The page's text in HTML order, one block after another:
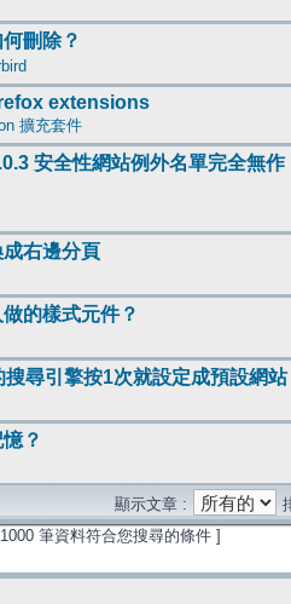
刪除？
extensions
擴充套件
安全性網站例外名單完全無作
右邊分頁
的樣式元件？
搜尋引擎按1次就設定成預設網站
？
顯示文章 :
筆資料符合您搜尋的條件 ]